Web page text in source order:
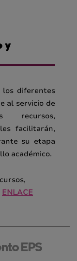
y
los diferentes
al servicio de
recursos,
facilitarán,
su etapa
académico.
ENLACE
EPS